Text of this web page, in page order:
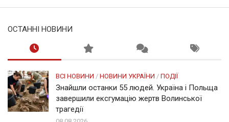
ОСТАННІ НОВИНИ
ВСІ НОВИНИ / НОВИНИ УКРАЇНИ / ПОДІЇ
Знайшли останки 55 людей. Україна і Польща
завершили ексгумацію жертв Волинської
трагедії